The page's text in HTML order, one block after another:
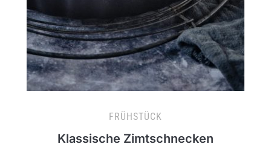
FRÜHSTÜCK
Klassische Zimtschnecken